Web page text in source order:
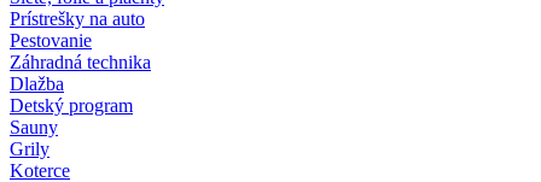
Prístrešky na auto
Pestovanie
Záhradná technika
Dlažba
Detský program
Sauny
Grily
Koterce